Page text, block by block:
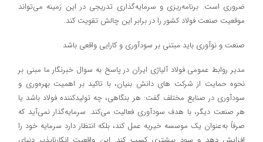
ضروری است. برنامه‌ریزی و سرمایه‌گذاری تدریجی در این زمینه می‌تواند
موقعیت صنعت فولاد کشور را در برابر این چالش تقویت کند.
صنعت و نوآوری باید مبتنی بر سودآوری و کارایی واقعی باشد
مدیر روابط عمومی فولاد آلیاژی ایران در پاسخ به سوال خبرنگار ما مبنی بر
نحوه حمایت از شرکت های دانش بنیان، با تاکید بر اهمیت بهره‌وری و
سودآوری در صنایع مختلف گفت: هر بنگاهی، چه تولیدکننده فولاد باشد یا
هر صنعت دیگر، با هدف سودآوری فعالیت می‌کند. سرمایه‌گذار نمی‌آید که
صرفاً به‌عنوان یک موسسه خیریه عمل کند، بلکه انتظار دارد سرمایه خود را